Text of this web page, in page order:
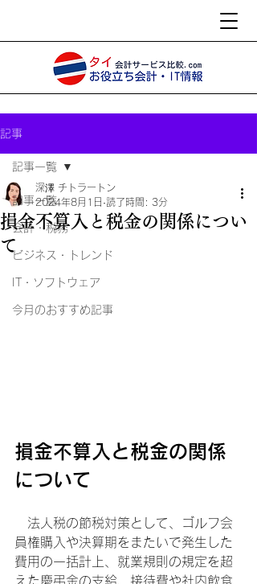
記事
記事一覧
会計・税務
ビジネス・トレンド
IT・ソフトウェア
今月のおすすめ記事
記事一覧
損金不算入と税金の関係につい
て
深澤 チトラートン
2024年8月1日 読了時間: 3分
損金不算入と税金の関係
について
法人税の節税対策として、ゴルフ会
員権購入や決算期をまたいで発生した
費用の一括計上、就業規則の規定を超
えた慶弔金の支給、接待費や社内飲食